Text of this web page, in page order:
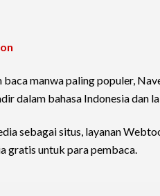
manwa paling populer,
dalam bahasa Indonesia dan
sebagai situs, layanan
gratis untuk para pembaca.